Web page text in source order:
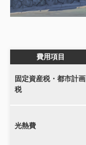
費用項目
固定資産税・都市計画
税
光熱費